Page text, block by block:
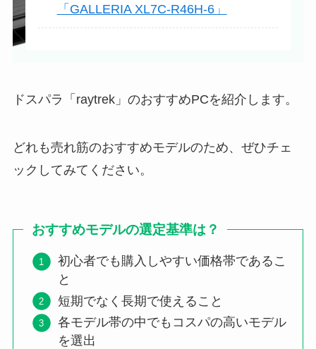
「GALLERIA XL7C-R46H-6」
ドスパラ「raytrek」のおすすめPCを紹介します。
どれも売れ筋のおすすめモデルのため、ぜひチェ
ックしてみてください。
おすすめモデルの選定基準は？
初心者でも購入しやすい価格帯であるこ
と
短期でなく長期で使えること
各モデル帯の中でもコスパの高いモデル
を選出